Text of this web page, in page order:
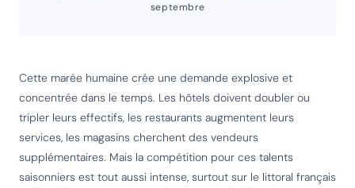
septembre
Cette marée humaine crée une demande explosive et
concentrée dans le temps. Les hôtels doivent doubler ou
tripler leurs effectifs, les restaurants augmentent leurs
services, les magasins cherchent des vendeurs
supplémentaires. Mais la compétition pour ces talents
saisonniers est tout aussi intense, surtout sur le littoral français